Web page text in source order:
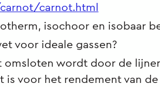
carnot.html
isochoor en isobaar
voor ideale gassen?
omsloten wordt door de
is voor het rendement van